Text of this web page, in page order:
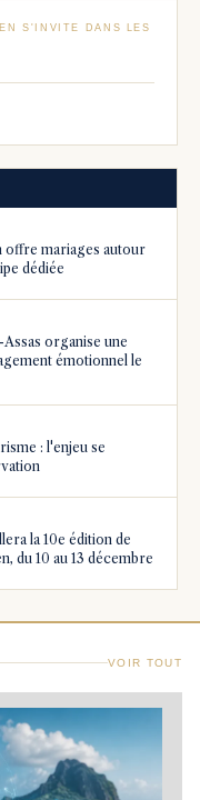
S'INVITE DANS LES
offre mariages autour
dédiée
organise une
émotionnel le
: l'enjeu se
la 10e édition de
du 10 au 13 décembre
VOIR TOUT